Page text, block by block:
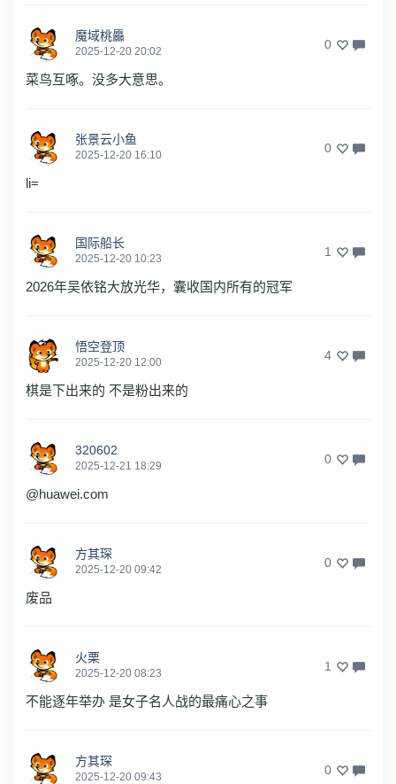
魔域桃厵
2025-12-20 20:02 0
菜鸟互啄。没多大意思。
张景云小鱼
2025-12-20 16:10 0
li=
国际船长
2025-12-20 10:23 1
2026年吴依铭大放光华，囊收国内所有的冠军
悟空登顶
2025-12-20 12:00 4
棋是下出来的 不是粉出来的
320602
2025-12-21 18:29 0
@huawei.com
方其琛
2025-12-20 09:42 0
废品
火栗
2025-12-20 08:23 1
不能逐年举办 是女子名人战的最痛心之事
方其琛
2025-12-20 09:43 0